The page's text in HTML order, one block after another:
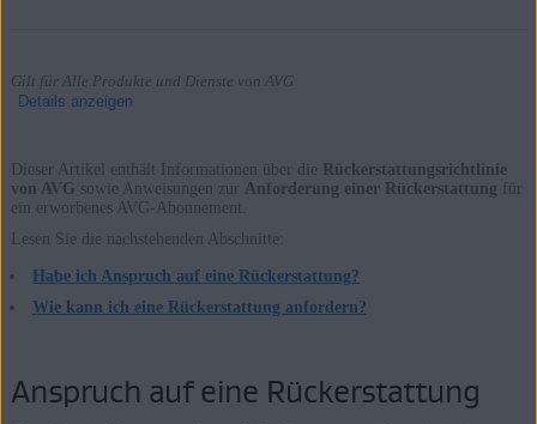
Gilt für Alle Produkte und Dienste von AVG
Details anzeigen
Produkte:
Betriebssysteme:
Dieser Artikel enthält Informationen über die
Rückerstattungsrichtlinie
von AVG sowie Anweisungen zur Anforderung einer Rückerstattung für
ein erworbenes AVG-Abonnement.
Lesen Sie die nachstehenden Abschnitte:
Habe ich Anspruch auf eine Rückerstattung?
Wie kann ich eine Rückerstattung anfordern?
Anspruch auf eine Rückerstattung